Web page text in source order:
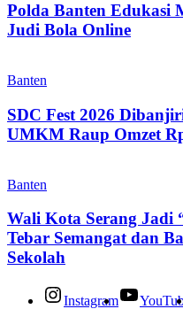
Polda Banten Edukasi
Judi Bola Online
Banten
SDC Fest 2026
UMKM Raup Omzet
Banten
Wali Kota Serang Jadi
Tebar Semangat dan
Sekolah
Instagram